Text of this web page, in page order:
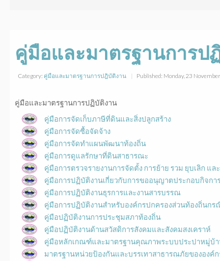
คู่มือและมาตรฐานการป
Category: คู่มือและมาตรฐานการปฎิบัติงาน Published: Monday, 23
คู่มือและมาตรฐานการปฏิบัติงาน
คู่มือการจัดเก็บภาษีที่ดินและสิ่งปลูกสร้าง
คู่มือการจัดซื้อจัดจ้าง
คู่มือการจัดทำแผนพัฒนาท้องถิ่น
คู่มือการดูแลรักษาที่ดินสาธารณะ
คู่มือการตรวจรายงานการจัดตั้ง การย้าย รวม ยุบเลิก
คู่มือการปฏิบัติงานเกี่ยวกับการขออนุญาตประกอบกิจก
คู่มือการปฏิบัติงานธุรการและงานสารบรรณ
คู่มือการปฏิบัติงานสำหรับองค์กรปกครองส่วนท้องถิ่นก
คู่มือปฏิบัติงานการประชุมสภาท้องถิ่น
คู่มือปฏิบัติงานด้านสวัสดิการสังคมและสังคมสงเคราห์
คู่มือหลักเกณฑ์และมาตรฐานคุณภาพระบบประปาหมู่บ้
มาตรฐานหน่วยป้องกันและบรรเทาสาธารณภัยขององค์ก